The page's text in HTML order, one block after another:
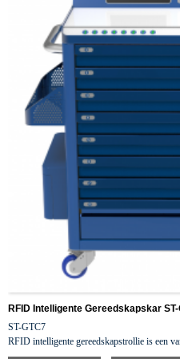
RFID Intelligente Gereedskapskar ST-
ST-GTC7
RFID intelligente gereedskapstrollie is een
gereedskapbestuurstelseloplossings wat